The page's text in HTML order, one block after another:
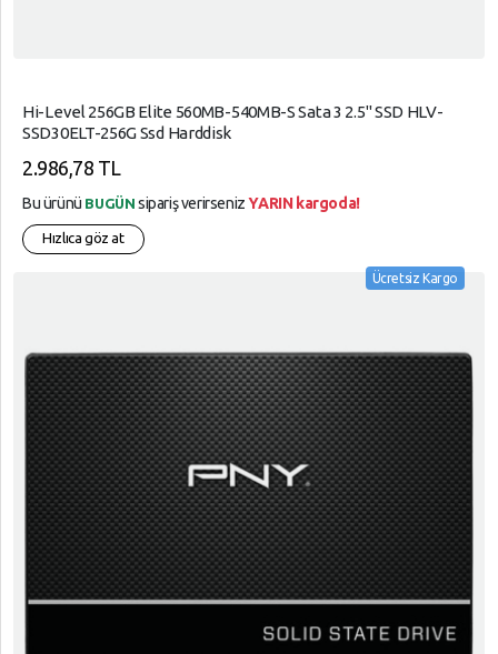
Hi-Level 256GB Elite 560MB-540MB-S Sata 3 2.5" SSD HLV-
SSD30ELT-256G Ssd Harddisk
2.986,78 TL
Bu ürünü BUGÜN sipariş verirsenizYARIN kargoda!
Hızlıca göz at
Ücretsiz Kargo